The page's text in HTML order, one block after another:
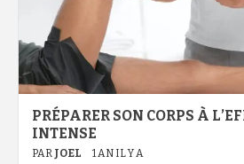
PRÉPARER SON CORPS À
INTENSE
PAR JOEL 1 AN IL Y A